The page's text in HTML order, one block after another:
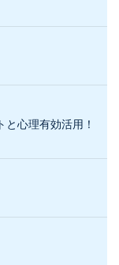
と心理有効活用！